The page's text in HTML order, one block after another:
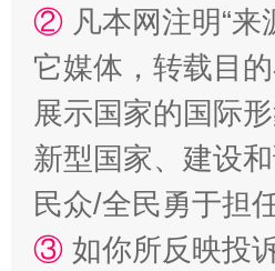
② 凡本网注明“
它媒体，转载目
展示国家的国际
新型国家、建设
民众/全民勇于担
③ 如你所反映投